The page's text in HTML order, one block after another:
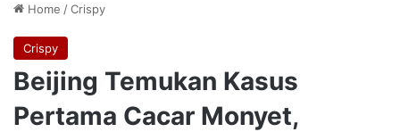
Home /Crispy
Crispy
Beijing Temukan Kasus
Pertama Cacar Monyet,